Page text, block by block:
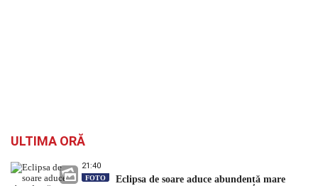
ULTIMA ORĂ
21:40
FOTO
Eclipsa de soare aduce abundență mare